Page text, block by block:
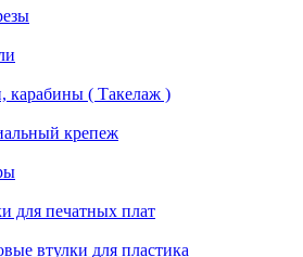
карабины ( Такелаж )
крепеж
для печатных плат
втулки для пластика